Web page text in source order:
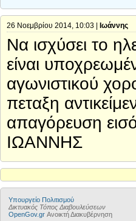
26 Νοεμβρίου 2014, 10:03 | Ιωάννης
Να ισχύσει το
είναι
αγωνιστικού
πεταξη
απαγόρευση
ΙΩΑΝΝΗΣ
Υπουργείο Πολιτισμού
Δικτυακός Τόπος Διαβουλεύσεων
OpenGov.gr Ανοικτή Διακυβέρνηση